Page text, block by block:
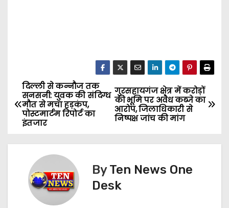
P
o
गुरसहायगंज क्षेत्र में करोड़ों
की भूमि पर अवैध कब्जे का
आरोप, जिलाधिकारी से
निष्पक्ष जांच की मांग
दिल्ली से कन्नौज तक
सनसनी: युवक की संदिग्ध
मौत से मचा हड़कंप,
पोस्टमार्टम रिपोर्ट का
इंतजार
ByTen News One
Desk